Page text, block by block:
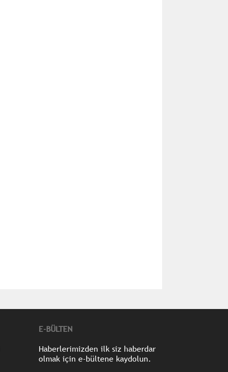
E-BÜLTEN
Haberlerimizden ilk siz haberdar
olmak için e-bültene kaydolun.